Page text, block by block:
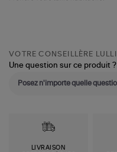
VOTRE CONSEILLÈRE LULLI
Une question sur ce produit ?
LIVRAISON